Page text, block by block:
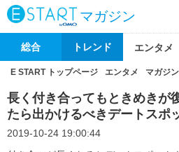
マガジン
総合 トレンド エンタメ
E START トップページ エンタメ マガジン
長く付き合ってもときめきが
たら出かけるべきデートスポ
2019-10-24 19:00:44